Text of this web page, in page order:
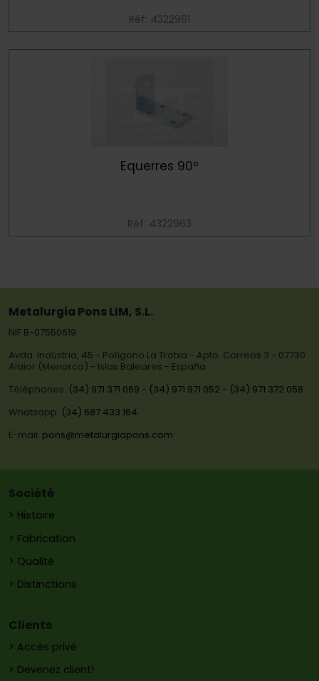
Réf: 4322961
Equerres 90º
Réf: 4322963
Metalurgia Pons LIM, S.L.
NIF B-07550619
Avda. Indústria, 45 - Polígono La Trotxa - Apto. Correos 3 - 07730
Alaior (Menorca) - Islas Baleares - España
Téléphones: (34) 971 371 069 - (34) 971 971 052 - (34) 971 372 058
Whatsapp: (34) 687 433 164
E-mail: pons@metalurgiapons.com
Société
> Histoire
> Fabrication
> Qualité
> Distinctions
Clients
> Accès privé
> Devenez client!